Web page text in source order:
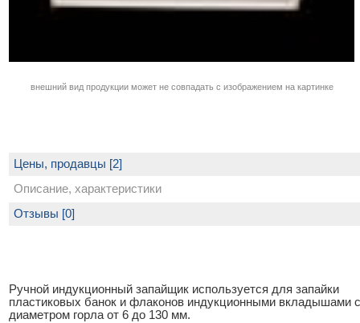
внешний вид продукции может не совпадать с изображением на картинке
Цены, продавцы [2]
Описание, характеристики
Ручной индукционный запайщик используется для запайки
пластиковых банок и флаконов индукционными вкладышами с
диаметром горла от 6 до 130 мм.
Отзывы [0]